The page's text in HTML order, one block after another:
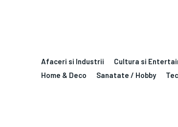
Afaceri si Industrii Cultura si
Home & Deco
Sanatate / Hobby